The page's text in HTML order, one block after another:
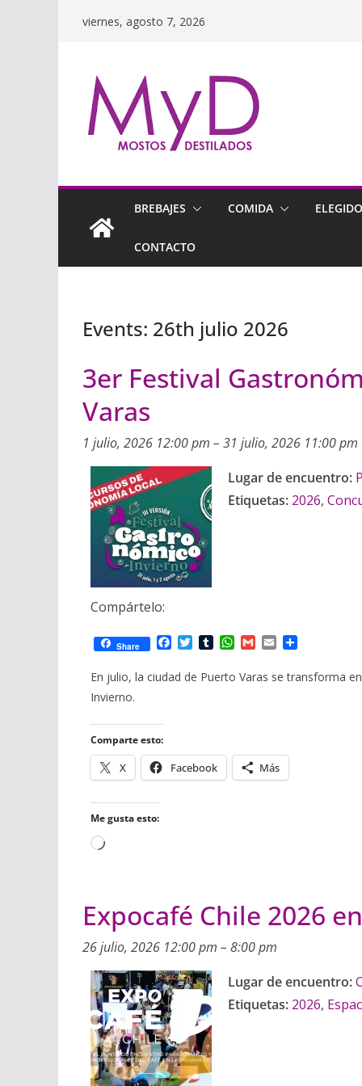
viernes, agosto 7, 2026
BREBAJES COMIDA
CONTACTO
Events: 26th julio 2026
3er Festival
Varas
1 julio, 2026 12:00 pm – 31 julio, 2026 11:00 pm
Lugar de encuentro:
Etiquetas: 2026,
Compártelo:
Share
c
e
T
i
t
T
m
b
W
a
t
G
a
i
E
a
i
m
p
En julio, la ciudad de Puerto Varas se transforma
Invierno.
Comparte esto:
X Facebook Más
Me gusta esto:
Cargando...
Expocafé Chile 2026
26 julio, 2026 12:00 pm – 8:00 pm
Lugar de encuentro:
Etiquetas: 2026,